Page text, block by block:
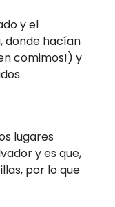
y el
donde hacían
comimos!) y
lugares
y es que,
por lo que